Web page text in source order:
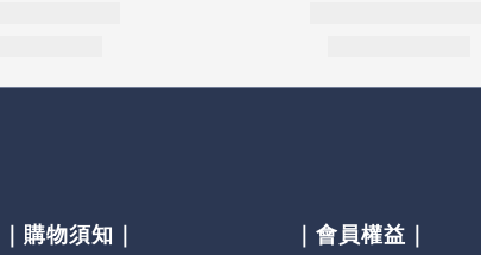
｜購物須知｜ ｜會員權益｜